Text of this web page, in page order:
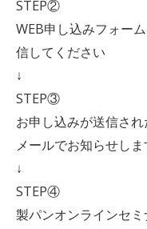
STEP②
WEB申し込みフォー
信してください
↓
STEP③
お申し込みが送信さ
メールでお知らせしま
↓
STEP④
製パンオンラインセミ